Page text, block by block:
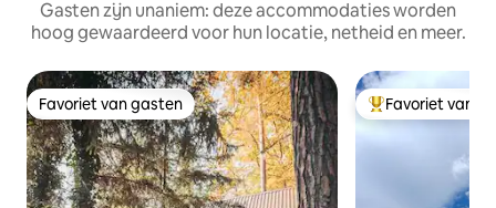
Gasten zijn unaniem: deze accommodaties worden
hoog gewaardeerd voor hun locatie, netheid en meer.
Favoriet van gasten
Favoriet van gasten Topfavoriet van
Favoriet van